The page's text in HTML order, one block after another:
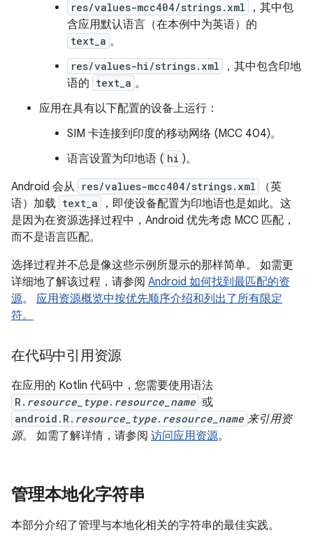
res/values-mcc404/strings.xml
，其中包
含应用默认语言（在本例中为英语）的
text_a 。
res/values-hi/strings.xml
，其中包含印地
语的 text_a 。
应用在具有以下配置的设备上运行：
SIM 卡连接到印度的移动网络 (MCC 404)。
语言设置为印地语 ( hi )。
Android 会从 res/values-mcc404/strings.xml
（英
语）加载 text_a
，即使设备配置为印地语也是如此。这
是因为在资源选择过程中，Android 优先考虑 MCC 匹配，
而不是语言匹配。
选择过程并不总是像这些示例所显示的那样简单。 如需更
详细地了解该过程，请参阅 Android 如何找到最匹配的资
源。 应用资源概览中按优先顺序介绍和列出了所有限定
符。
在代码中引用资源
在应用的 Kotlin 代码中，您需要使用语法
R. resource_type. resource_name 或
android.R. resource_type. resource_name 来引用资
源。
如需了解详情，请参阅 访问应用资源。
管理本地化字符串
本部分介绍了管理与本地化相关的字符串的最佳实践。